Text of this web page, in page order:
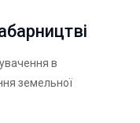
в
земельної